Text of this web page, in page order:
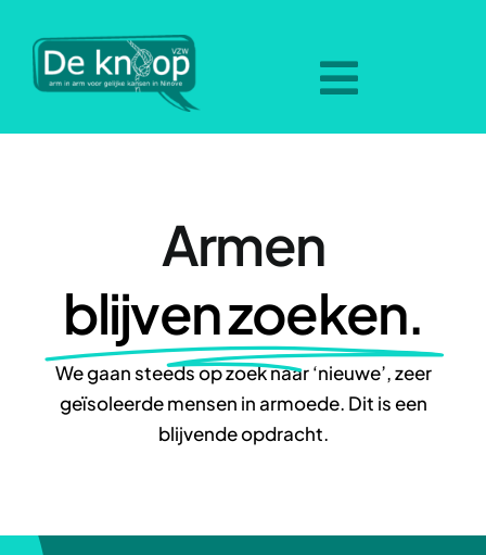
content
Toggle
Nieuws
Over ons
Armen
blijven zoeken.
We gaan steeds op zoek naar ‘nieuwe’, zeer
geïsoleerde mensen in armoede. Dit is een
blijvende opdracht.